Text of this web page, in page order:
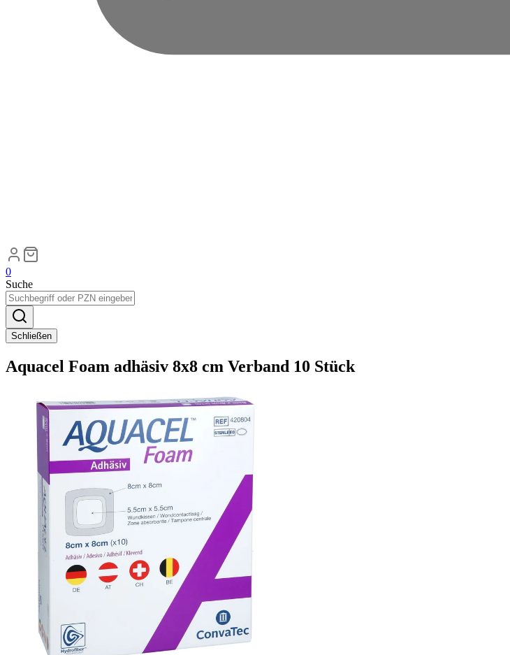
0
Suche
Schließen
Aquacel Foam adhäsiv 8x8 cm Verband 10 Stück